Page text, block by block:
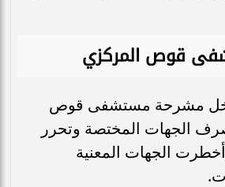
قوص المركزي
داخل مشرحة مستشفى قوص
الجهات المختصة وتحرر
الجهات المعنية